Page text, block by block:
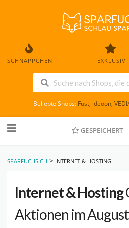
SCHNÄPPCHEN EXKLUSIV
Beliebte Shops: Fust, ideoon,
to
GESPEICHERT
SPARFUCHS.CH > INTERNET & HOSTING
Internet & Hosting
Aktionen im